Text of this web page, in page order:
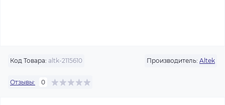
Код Товара: altk-2115610 Производитель: Altek
Отзывы: 0